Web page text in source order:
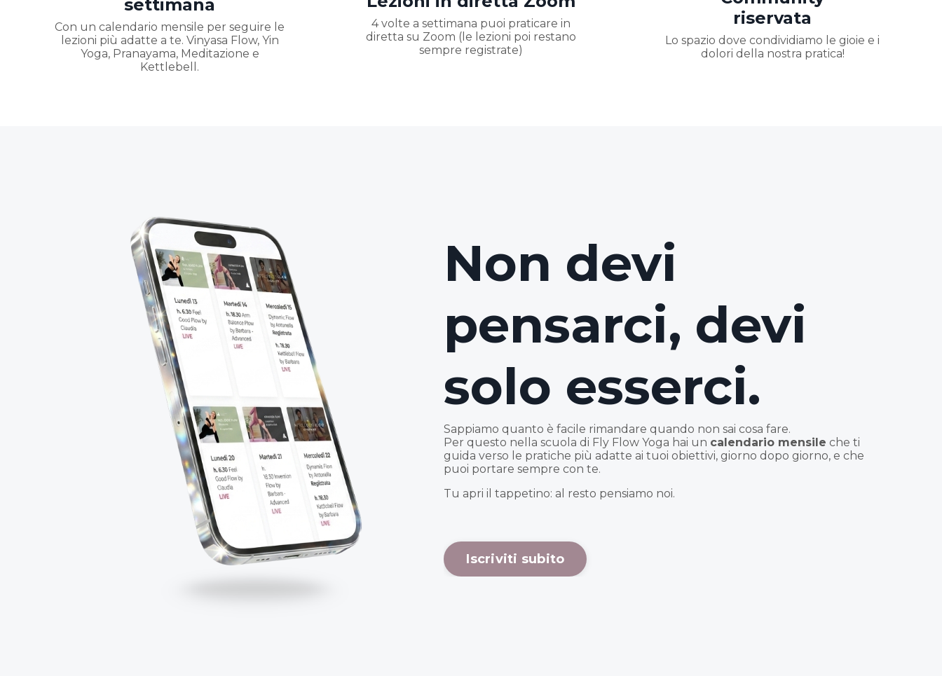
settimana
Con un calendario mensile per seguire le
lezioni più adatte a te. Vinyasa Flow, Yin
Yoga, Pranayama, Meditazione e
Kettlebell.
4 volte a settimana puoi praticare in
diretta su Zoom (le lezioni poi restano
sempre registrate)
riservata
Lo spazio dove condividiamo le gioie e i
dolori della nostra pratica!
Non devi
pensarci, devi
solo esserci.
Sappiamo quanto è facile rimandare quando non sai cosa fare.
Per questo nella scuola di Fly Flow Yoga hai un calendario mensile che ti
guida verso le pratiche più adatte ai tuoi obiettivi, giorno dopo giorno, e che
puoi portare sempre con te.
Tu apri il tappetino: al resto pensiamo noi.
Iscriviti subito